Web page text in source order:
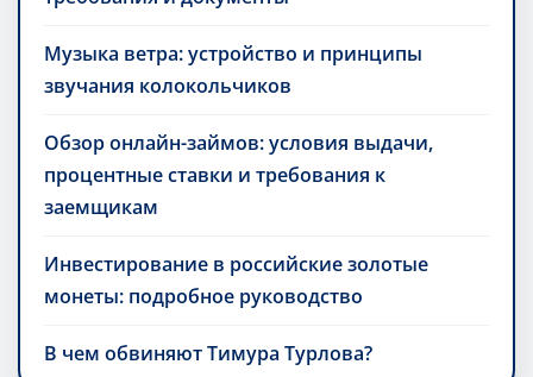
Музыка ветра: устройство и принципы
звучания колокольчиков
Обзор онлайн-займов: условия выдачи,
процентные ставки и требования к
заемщикам
Инвестирование в российские золотые
монеты: подробное руководство
В чем обвиняют Тимура Турлова?